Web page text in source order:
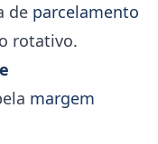
de parcelamento
rotativo.
margem